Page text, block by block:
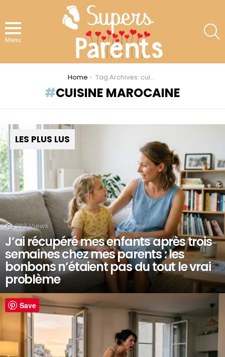
Menu
Home Tag Archives: cuisine marocaine
CUISINE MAROCAINE
LES PLUS LUS
283 Views
J’ai récupéré mes enfants après trois
semaines chez mes parents : les
bonbons n’étaient pas du tout le vrai
problème
Save